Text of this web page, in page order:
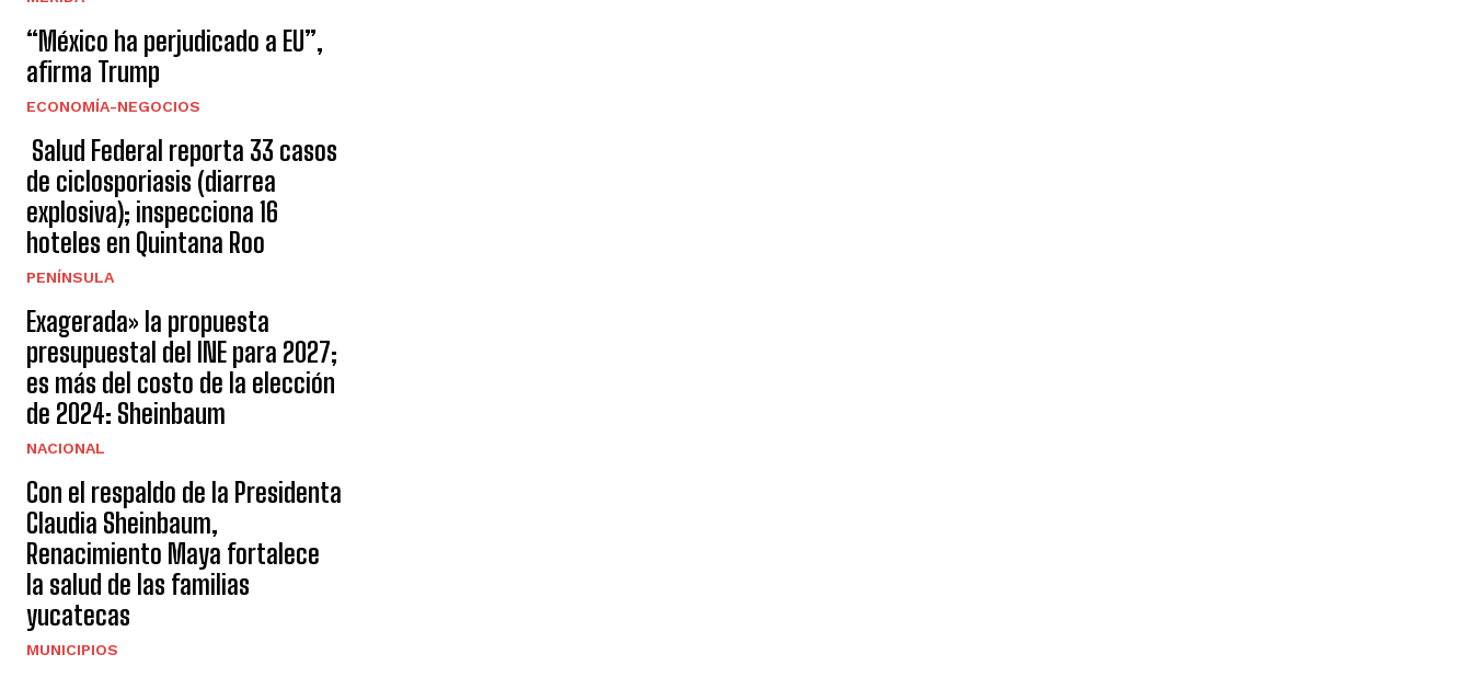
“México ha perjudicado a EU”,
afirma Trump
ECONOMÍA-NEGOCIOS
Salud Federal reporta 33 casos
de ciclosporiasis (diarrea
explosiva); inspecciona 16
hoteles en Quintana Roo
PENÍNSULA
Exagerada» la propuesta
presupuestal del INE para 2027;
es más del costo de la elección
de 2024: Sheinbaum
NACIONAL
Con el respaldo de la Presidenta
Claudia Sheinbaum,
Renacimiento Maya fortalece
la salud de las familias
yucatecas
MUNICIPIOS